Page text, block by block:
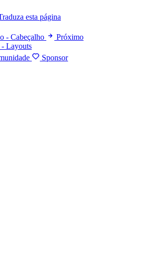
esta página
- Cabeçalho
Próximo
Layouts
Sponsor